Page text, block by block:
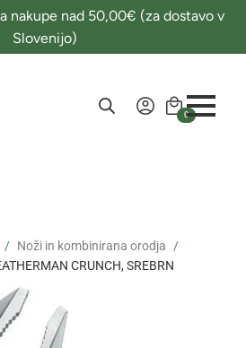
nakupe nad 50,00€ (za dostavo v
Slovenijo)
0
Noži in kombinirana orodja
CRUNCH, SREBRN